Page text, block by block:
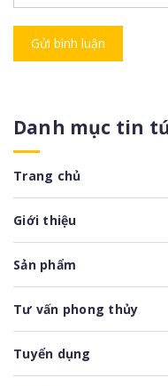
Gửi bình luận
Danh mục tin
Trang chủ
Giới thiệu
Sản phẩm
Tư vấn phong thủy
Tuyển dụng